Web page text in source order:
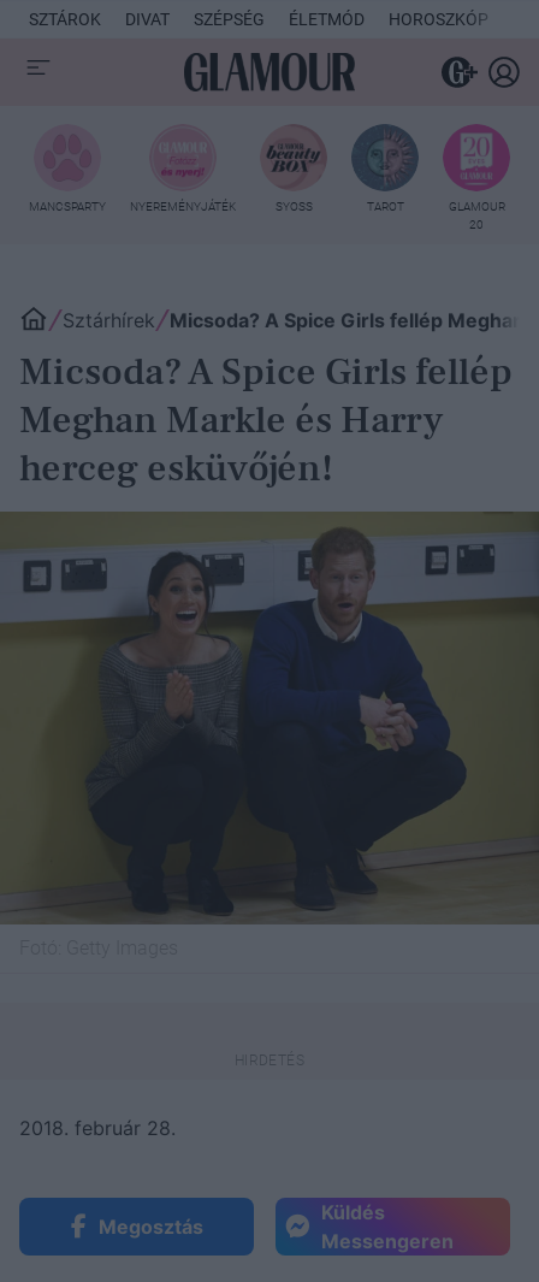
SZTÁROK DIVAT SZÉPSÉG ÉLETMÓD HOROSZKÓP
MANCSPARTY NYEREMÉNYJÁTÉK SYOSS TAROT
GLAMOUR
20
Sztárhírek Micsoda? A Spice Girls fellép
Micsoda? A Spice Girls fellép
Meghan Markle és Harry
herceg esküvőjén!
2018. február 28.
Megosztás
Küldés
Messengeren